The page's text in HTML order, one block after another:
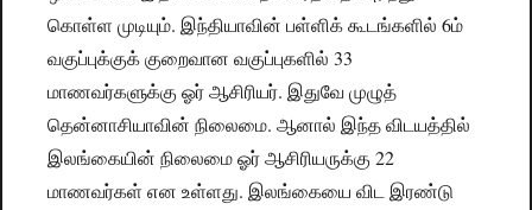
கொள்ள முடியும். இந்தியாவின் பள்ளிக் கூடங்களில் 6ம்
வகுப்புக்குக் குறைவான வகுப்புகளில் 33
மாணவர்களுக்கு ஓர் ஆசிரியர். இதுவே முழுத்
தென்னாசியாவின் நிலைமை. ஆனால் இந்த விடயத்தில்
இலங்கையின் நிலைமை ஓர் ஆசிரியருக்கு 22
மாணவர்கள் என உள்ளது. இலங்கையை விட இரண்டு